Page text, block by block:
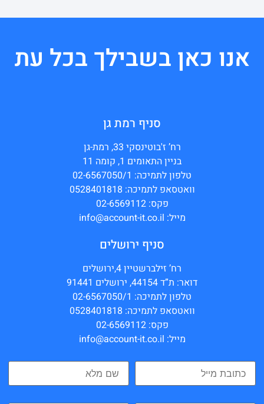
אנו כאן בשבילך בכל עת
סניף רמת גן
רח’ ז'בוטינסקי 33, רמת-גן
בניין התאומים 1, קומה 11
טלפון לתמיכה: 02-6567050/1
וואטסאפ לתמיכה: 0528401818
פקס: 02-6569112
מייל: info@account-it.co.il
סניף ירושלים
רח’ זילברשטיין 4,ירושלים
דואר: ת”ד 44154, ירושלים 91441
טלפון לתמיכה: 02-6567050/1
וואטסאפ לתמיכה: 0528401818
פקס: 02-6569112
מייל: info@account-it.co.il